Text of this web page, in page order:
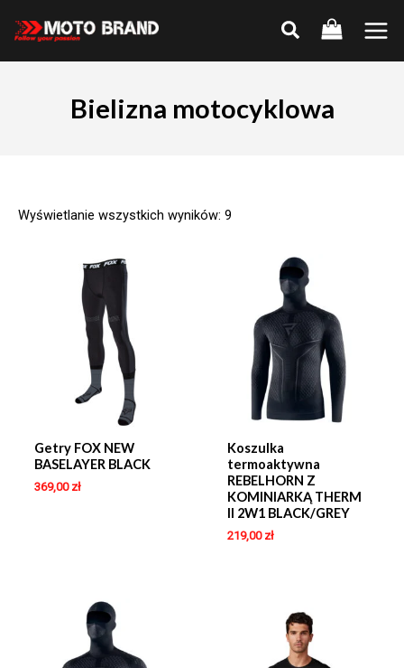
Main
Bielizna motocyklowa
Wyświetlanie wszystkich wyników: 9
Getry FOX NEW
BASELAYER BLACK
369,00 zł
Koszulka
termoaktywna
REBELHORN Z
KOMINIARKĄ THERM
II 2W1 BLACK/GREY
219,00 zł